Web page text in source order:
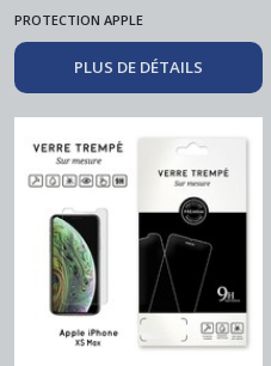
PROTECTION APPLE
PLUS DE DÉTAILS